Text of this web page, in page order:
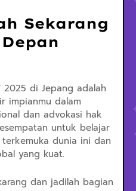
Sekarang
2025 di Jepang adalah
impianmu dalam
dan advokasi hak
untuk belajar
dunia ini dan
yang kuat.
dan jadilah bagian